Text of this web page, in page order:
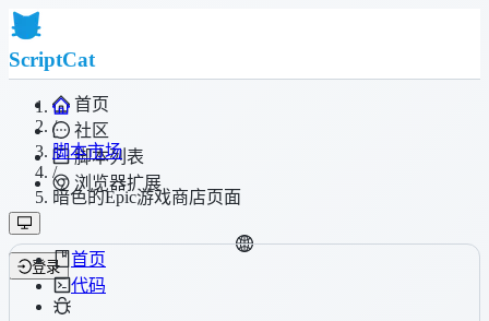
ScriptCat
首页
社区
脚本列表
浏览器扩展
登录
/
脚本市场
/
暗色的Epic游戏商店页面
首页
代码